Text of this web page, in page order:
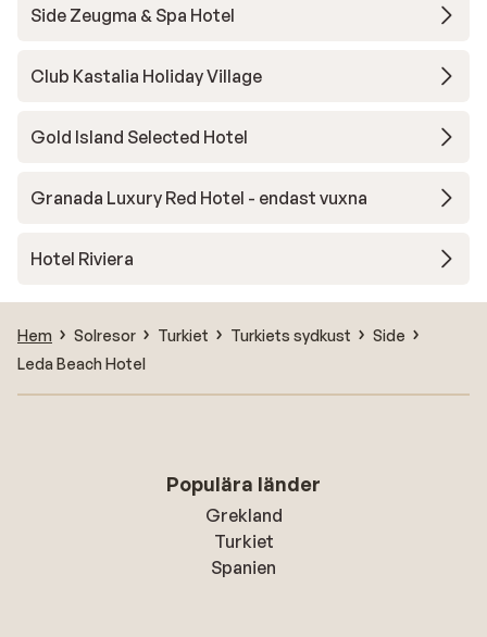
Side Zeugma & Spa Hotel
Club Kastalia Holiday Village
Gold Island Selected Hotel
Granada Luxury Red Hotel - endast vuxna
Hotel Riviera
Hem Solresor Turkiet Turkiets sydkust
Side
Leda Beach Hotel
Populära länder
Grekland
Turkiet
Spanien